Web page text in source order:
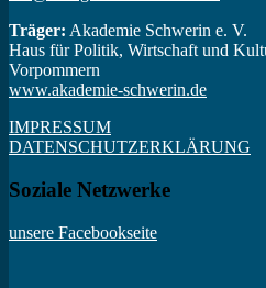
Teilen Sie gern unsere Seite in